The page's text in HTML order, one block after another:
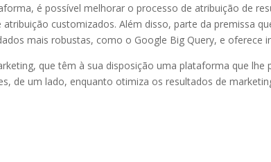
é possível melhorar o processo de atribuição de
customizados. Além disso, parte da premissa
mais robustas, como o Google Big Query, e oferece
que têm à sua disposição uma plataforma que
de um lado, enquanto otimiza os resultados de